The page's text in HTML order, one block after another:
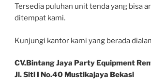
Tersedia puluhan unit tenda yang bisa
ditempat kami.
Kunjungi kantor kami yang berada
CV.Bintang Jaya Party Equipment
Jl. Siti I No.40 Mustikajaya Bekasi